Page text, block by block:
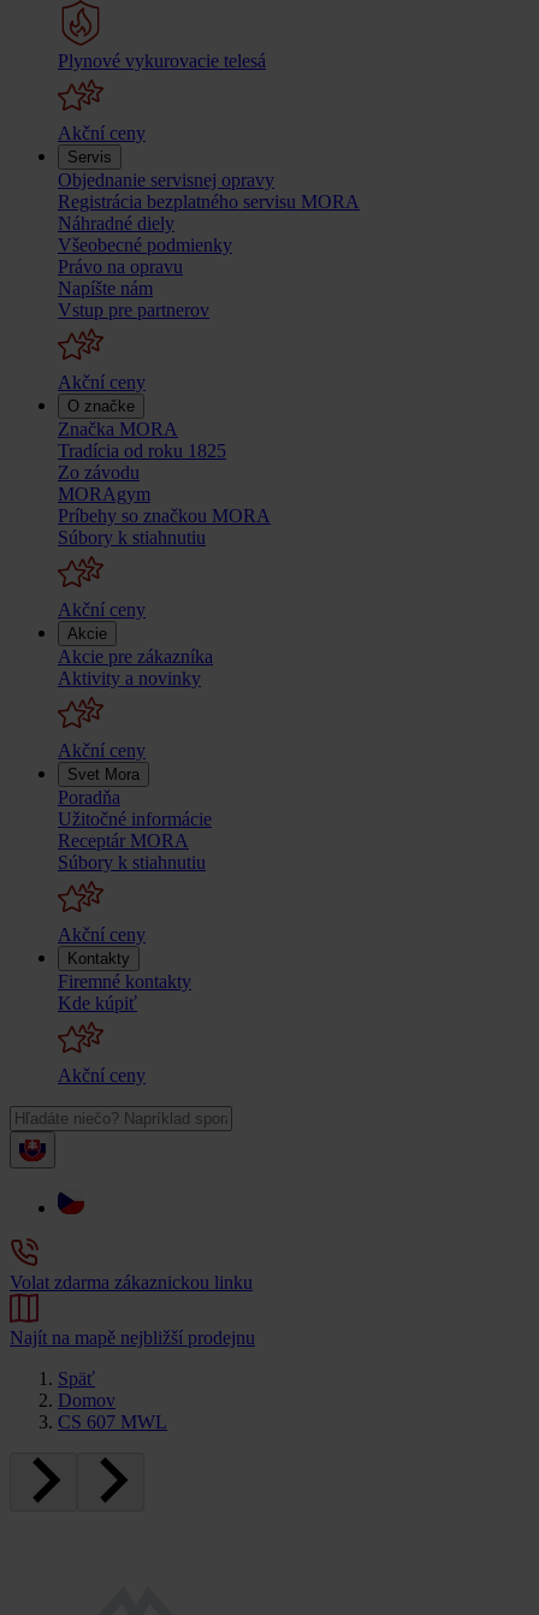
Plynové vykurovacie telesá
Akční ceny
Servis
Objednanie servisnej opravy
Registrácia bezplatného servisu MORA
Náhradné diely
Všeobecné podmienky
Právo na opravu
Napíšte nám
Vstup pre partnerov
Akční ceny
O značke
Značka MORA
Tradícia od roku 1825
Zo závodu
MORAgym
Príbehy so značkou MORA
Súbory k stiahnutiu
Akční ceny
Akcie
Akcie pre zákazníka
Aktivity a novinky
Akční ceny
Svet Mora
Poradňa
Užitočné informácie
Receptár MORA
Súbory k stiahnutiu
Akční ceny
Kontakty
Firemné kontakty
Kde kúpiť
Akční ceny
Volat zdarma zákaznickou linku
Najít na mapě nejbližší prodejnu
Späť
Domov
CS 607 MWL